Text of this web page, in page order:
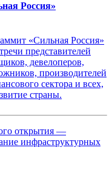
Россия»
«Сильная Россия»
представителей
девелоперов,
производителей
сектора и всех,
страны.
открытия —
инфраструктурных